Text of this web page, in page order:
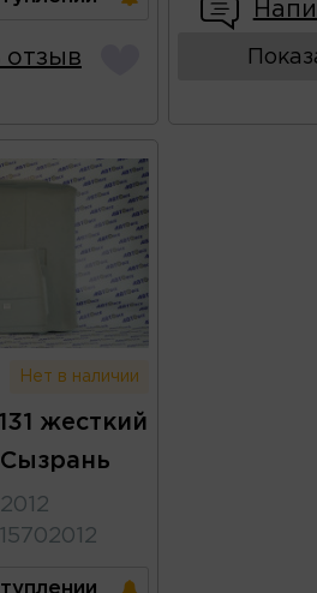
отзыв
Нет в наличии
жесткий